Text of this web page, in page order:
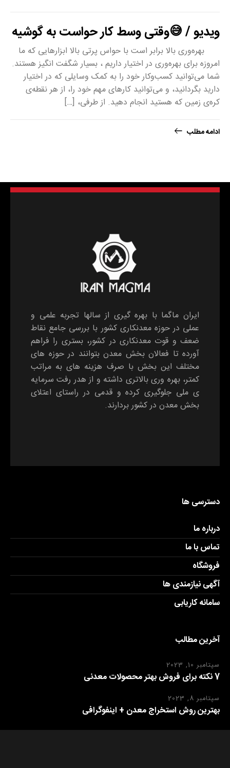
ویدیو / 😅وقتی وسط کار حواست به گوشیه
بهره‌وری بالا برابر است با حواس پرتی بالا ابزارهایی که ما
امروزه برای بهره‌وری در اختیار داریم ، بسیار شگفت انگیز هستند.
شما می‌توانید کسب‌وکار خود را به کمک وسایلی که در اختیار
دارید بگردانید، و می‌توانید کارهای مهم خود را، از هر نقطه‌ی
کره‌ی زمین که هستید انجام دهید. از طرفی، […]
ادامه مطلب
ایران ماگما با بهره گیری از سالها تجربه علمی و
عملی در حوزه معدنکاری کشور با بررسی جامع نقاط
ضعف و قوت معدنکاری در کشور، بستری را فراهم
آورده تا فعالان بخش معدن بتوانند در حوزه های
مختلف این بخش با صرف هزینه های به مراتب
کمتر، بهره وری بالاتری داشته و از هدر رفت سرمایه
ی ملی جلوگیری کرده و قدمی در راستای اعتلای
بخش معدن در کشور بردارند.
دسترسی ها
درباره ما
تماس با ما
فروشگاه
آگهی نیازمندی ها
سامانه کاریابی
آخرین مطالب
سپتامبر 10, 2023
7 نکته برای فروش بهتر محصولات معدنی
سپتامبر 8, 2023
بهترین روش استخراج معدن + اینفوگرافی